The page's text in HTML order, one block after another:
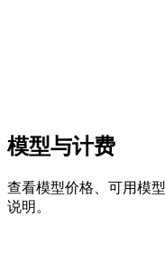
模型与计费
查看模型价格、可用模
说明。